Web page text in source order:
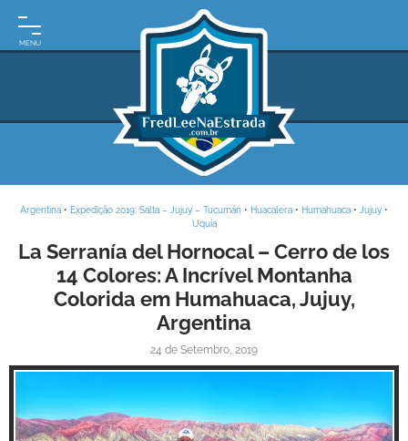
INÍCIO
URUGUAI
FRASES
RODOVIÁRIOS
BOOK
Argentina • Expedição 2019: Salta – Jujuy – Tucumán • Huacalera • Humahuaca • Jujuy •
Uquía
La Serranía del Hornocal – Cerro de los
14 Colores: A Incrível Montanha
Colorida em Humahuaca, Jujuy,
Argentina
24 de Setembro, 2019